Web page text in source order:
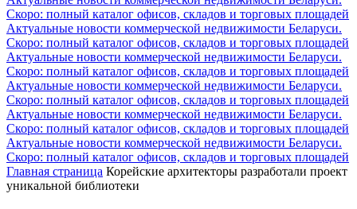
Скоро: полный каталог офисов, складов и торговых площадей
Актуальные новости коммерческой недвижимости Беларуси.
Скоро: полный каталог офисов, складов и торговых площадей
Актуальные новости коммерческой недвижимости Беларуси.
Скоро: полный каталог офисов, складов и торговых площадей
Актуальные новости коммерческой недвижимости Беларуси.
Скоро: полный каталог офисов, складов и торговых площадей
Актуальные новости коммерческой недвижимости Беларуси.
Скоро: полный каталог офисов, складов и торговых площадей
Актуальные новости коммерческой недвижимости Беларуси.
Скоро: полный каталог офисов, складов и торговых площадей
Главная страница Корейские архитекторы разработали проект
уникальной библиотеки